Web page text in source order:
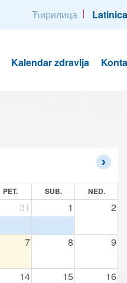
Ћирилица Latinica
Kalendar zdravlja
PET. SUB. NED.
31 1 2
7 8 9
14 15 16